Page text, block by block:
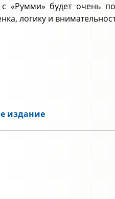
«Румми» будет очень
логику и
издание